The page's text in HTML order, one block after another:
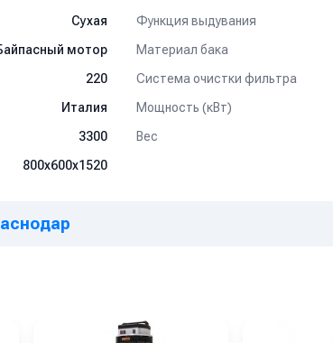
Сухая Функция выдувания
мотор Материал бака
220 Система очистки фильтра
Италия Мощность (кВт)
3300 Вес
800x600x1520